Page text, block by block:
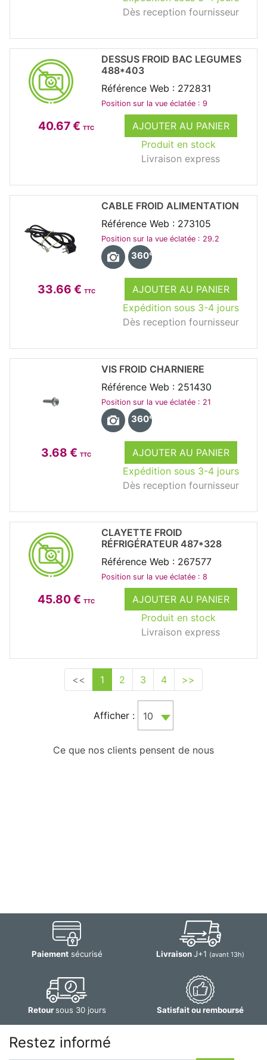
Dès reception fournisseur
40.67 € TTC
AJOUTER AU PANIER
Produit en stock
Livraison express
DESSUS FROID BAC LEGUMES
488*403
Référence Web : 272831
Position sur la vue éclatée : 9
33.66 € TTC
AJOUTER AU PANIER
Expédition sous 3-4 jours
Dès reception fournisseur
CABLE FROID ALIMENTATION
Référence Web : 273105
Position sur la vue éclatée : 29.2
360°
3.68 € TTC
AJOUTER AU PANIER
Expédition sous 3-4 jours
Dès reception fournisseur
VIS FROID CHARNIERE
Référence Web : 251430
Position sur la vue éclatée : 21
360°
45.80 € TTC
AJOUTER AU PANIER
Produit en stock
Livraison express
CLAYETTE FROID
RÉFRIGÉRATEUR 487*328
Référence Web : 267577
Position sur la vue éclatée : 8
<< 1 2 3 4 >>
Afficher : 10
Ce que nos clients pensent de nous
Paiementsécurisé LivraisonJ+1 (avant 13h)
Retoursous 30 jours Satisfait ou remboursé
Restez informé